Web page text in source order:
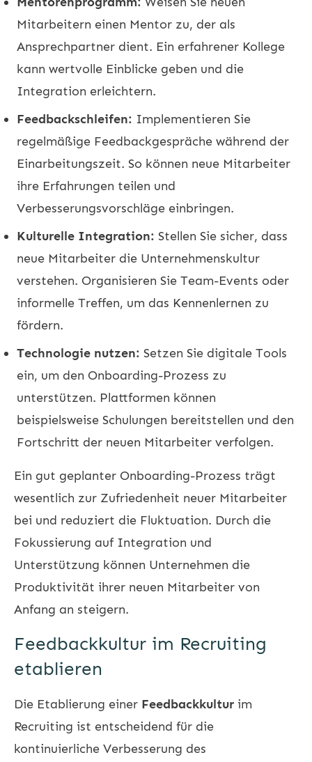
Mitarbeitern einen Mentor zu, der als
Ansprechpartner dient. Ein erfahrener Kollege
kann wertvolle Einblicke geben und die
Integration erleichtern.
Feedbackschleifen: Implementieren Sie
regelmäßige Feedbackgespräche während der
Einarbeitungszeit. So können neue Mitarbeiter
ihre Erfahrungen teilen und
Verbesserungsvorschläge einbringen.
Kulturelle Integration: Stellen Sie sicher, dass
neue Mitarbeiter die Unternehmenskultur
verstehen. Organisieren Sie Team-Events oder
informelle Treffen, um das Kennenlernen zu
fördern.
Technologie nutzen: Setzen Sie digitale Tools
ein, um den Onboarding-Prozess zu
unterstützen. Plattformen können
beispielsweise Schulungen bereitstellen und den
Fortschritt der neuen Mitarbeiter verfolgen.
Ein gut geplanter Onboarding-Prozess trägt
wesentlich zur Zufriedenheit neuer Mitarbeiter
bei und reduziert die Fluktuation. Durch die
Fokussierung auf Integration und
Unterstützung können Unternehmen die
Produktivität ihrer neuen Mitarbeiter von
Anfang an steigern.
Feedbackkultur im Recruiting
etablieren
Die Etablierung einer Feedbackkultur im
Recruiting ist entscheidend für die
kontinuierliche Verbesserung des